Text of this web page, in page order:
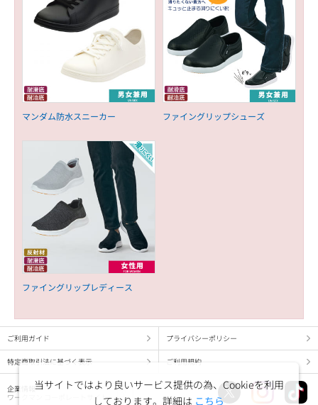
マンダム防水スニーカー ファイングリップシューズ
ファイングリップレディース
ご利用ガイド プライバシーポリシー
特定商取引法に基づく表示 ご利用規約
企業情報
ワークマン コーポレートサイト
当サイトではより良いサービス提供の為、Cookieを利用
しております。詳細は こちら